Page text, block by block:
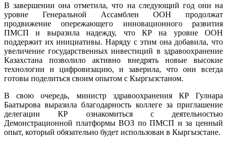
В завершении она отметила, что на следующий год они на
уровне Генеральной Ассамблеи ООН продолжат
продвижение опережающего инновационного развития
ПМСП и выразила надежду, что КР на уровне ООН
поддержит их инициативы. Наряду с этим она добавила, что
увеличение государственных инвестиций в здравоохранение
Казахстана позволило активно внедрять новые высокие
технологии и цифровизацию, и заверила, что они всегда
готовы поделиться своим опытом с Кыргызстаном.
В свою очередь, министр здравоохранения КР Гулнара
Баатырова выразила благодарность коллеге за приглашение
делегации КР ознакомиться с деятельностью
Демонстрационной платформы ВОЗ по ПМСП и за ценный
опыт, который обязательно будет использован в Кыргызстане.